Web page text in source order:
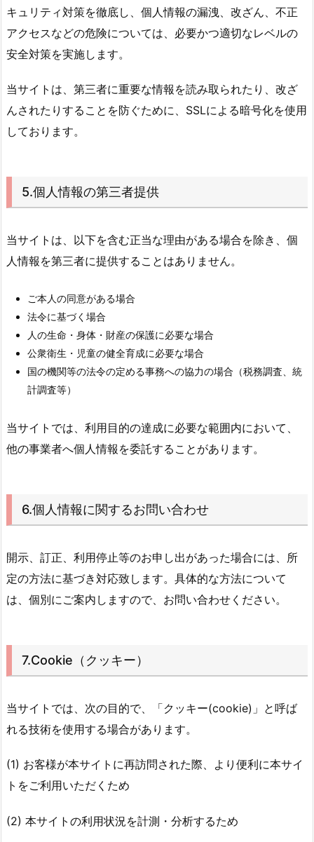
キュリティ対策を徹底し、個人情報の漏洩、改ざん、不正
アクセスなどの危険については、必要かつ適切なレベルの
安全対策を実施します。
当サイトは、第三者に重要な情報を読み取られたり、改ざ
んされたりすることを防ぐために、SSLによる暗号化を使用
しております。
5.個人情報の第三者提供
当サイトは、以下を含む正当な理由がある場合を除き、個
人情報を第三者に提供することはありません。
ご本人の同意がある場合
法令に基づく場合
人の生命・身体・財産の保護に必要な場合
公衆衛生・児童の健全育成に必要な場合
国の機関等の法令の定める事務への協力の場合（税務調査、統
計調査等）
当サイトでは、利用目的の達成に必要な範囲内において、
他の事業者へ個人情報を委託することがあります。
6.個人情報に関するお問い合わせ
開示、訂正、利用停止等のお申し出があった場合には、所
定の方法に基づき対応致します。具体的な方法について
は、個別にご案内しますので、お問い合わせください。
7.Cookie（クッキー）
当サイトでは、次の目的で、「クッキー(cookie)」と呼ば
れる技術を使用する場合があります。
(1) お客様が本サイトに再訪問された際、より便利に本サイ
トをご利用いただくため
(2) 本サイトの利用状況を計測・分析するため